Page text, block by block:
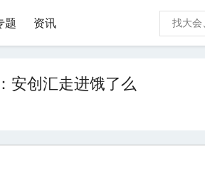
题 资讯
安创汇走进饿了么